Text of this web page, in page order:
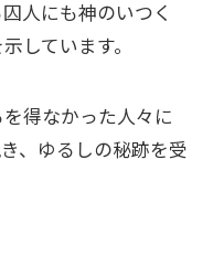
人にも神のいつく
しています。
得なかった人々に
、ゆるしの秘跡を受